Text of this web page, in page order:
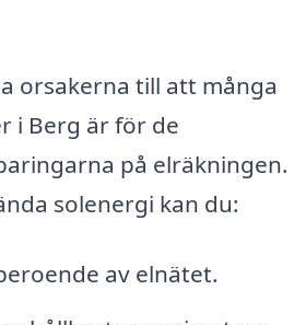
orsakerna till att många
i Berg är för de
på elräkningen.
solenergi kan du:
av elnätet.